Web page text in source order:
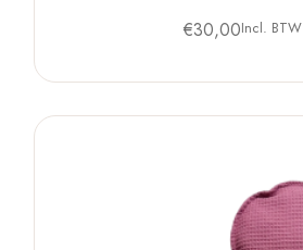
€30,00Incl. BTW